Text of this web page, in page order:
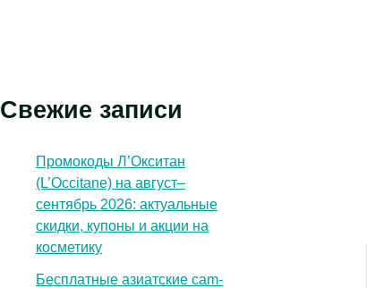
Свежие записи
Промокоды Л’Окситан
(L’Occitane) на август–
сентябрь 2026: актуальные
скидки, купоны и акции на
косметику
Бесплатные азиатские cam-